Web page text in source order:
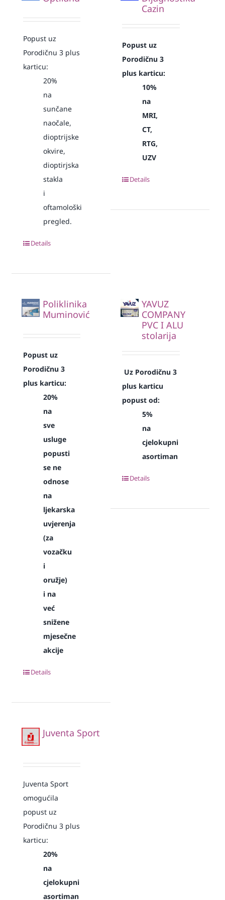
Popust uz
Porodičnu 3 plus
karticu:
20%
na
sunčane
naočale,
dioptrijske
okvire,
dioptirjska
stakla
i
oftamološki
pregled.
Details
Cazin
Popust uz
Porodičnu 3
plus karticu:
10%
na
MRI,
CT,
RTG,
UZV
Details
Poliklinika
Muminović
Popust uz
Porodičnu 3
plus karticu:
20%
na
sve
usluge
popusti
se ne
odnose
na
ljekarska
uvjerenja
(za
vozačku
i
oružje)
i na
već
snižene
mjesečne
akcije
Details
YAVUZ
COMPANY
PVC I ALU
stolarija
Uz Porodičnu 3
plus karticu
popust od:
5%
na
cjelokupni
asortiman
Details
Juventa Sport
Juventa Sport
omogućila
popust uz
Porodičnu 3 plus
karticu:
20%
na
cjelokupni
asortiman